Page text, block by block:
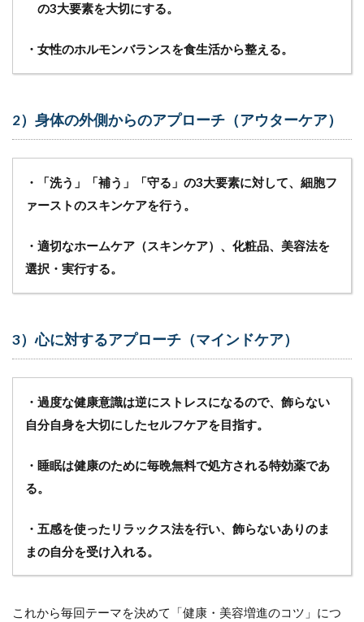
の3大要素を大切にする。
・女性のホルモンバランスを食生活から整える。
2）身体の外側からのアプローチ（アウターケア）
・「洗う」「補う」「守る」の3大要素に対して、細胞フ
ァーストのスキンケアを行う。
・適切なホームケア（スキンケア）、化粧品、美容法を
選択・実行する。
3）心に対するアプローチ（マインドケア）
・過度な健康意識は逆にストレスになるので、飾らない
自分自身を大切にしたセルフケアを目指す。
・睡眠は健康のために毎晩無料で処方される特効薬であ
る。
・五感を使ったリラックス法を行い、飾らないありのま
まの自分を受け入れる。
これから毎回テーマを決めて「健康・美容増進のコツ」につ